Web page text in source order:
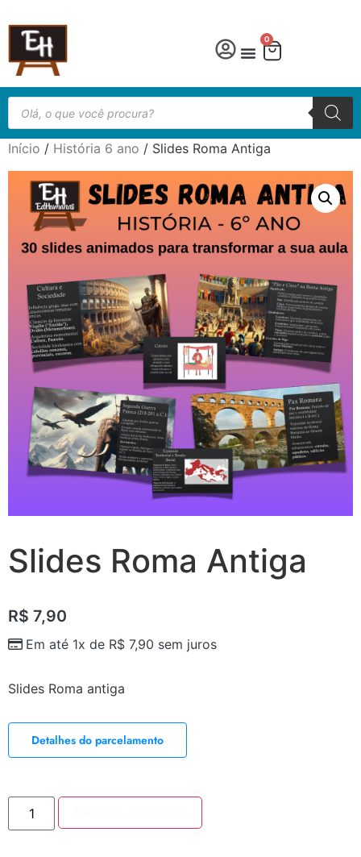
0
Início / História 6 ano / Slides Roma Antiga
Slides Roma Antiga
R$ 7,90
Em até 1x de R$ 7,90 sem juros
Slides Roma antiga
Detalhes do parcelamento